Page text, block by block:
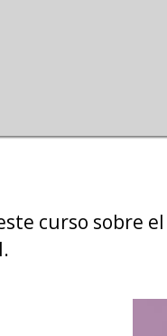
curso sobre